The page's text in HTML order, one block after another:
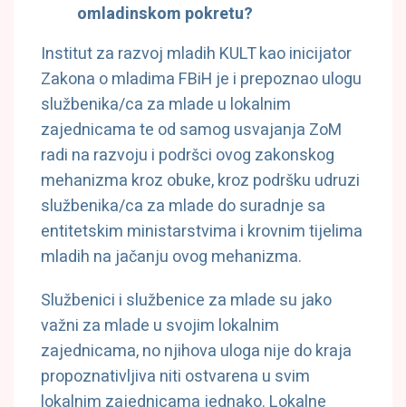
omladinskom pokretu?
Institut za razvoj mladih KULT kao inicijator
Zakona o mladima FBiH je i prepoznao ulogu
službenika/ca za mlade u lokalnim
zajednicama te od samog usvajanja ZoM
radi na razvoju i podršci ovog zakonskog
mehanizma kroz obuke, kroz podršku udruzi
službenika/ca za mlade do suradnje sa
entitetskim ministarstvima i krovnim tijelima
mladih na jačanju ovog mehanizma.
Službenici i službenice za mlade su jako
važni za mlade u svojim lokalnim
zajednicama, no njihova uloga nije do kraja
propoznativljiva niti ostvarena u svim
lokalnim zajednicama jednako. Lokalne